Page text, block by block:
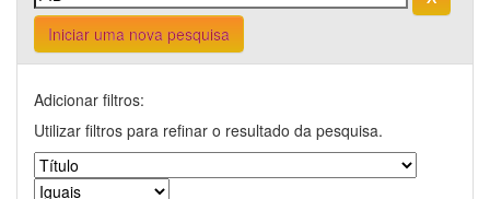
Iniciar uma nova pesquisa
Adicionar filtros:
Utilizar filtros para refinar o resultado da pesquisa.